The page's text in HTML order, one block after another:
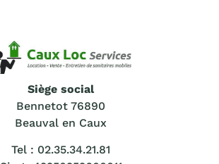
Siège social
Bennetot 76890
Beauval en Caux
Tel : 02.35.34.21.81